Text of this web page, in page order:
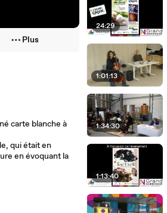
Plus
carte blanche à
qui était en
en évoquant la
24:29
1:01:13
1:34:30
1:13:40